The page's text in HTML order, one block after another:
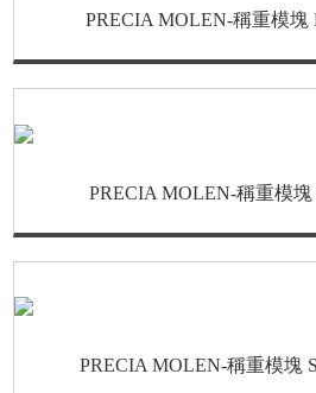
PRECIA MOLEN-稱重模塊
PRECIA MOLEN-稱重模塊
PRECIA MOLEN-稱重模塊